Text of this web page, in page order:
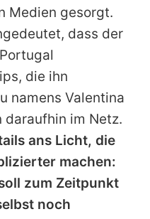
Medien gesorgt.
dass der
die ihn
namens Valentina
daraufhin im Netz.
ans Licht, die
machen:
zum Zeitpunkt
noch